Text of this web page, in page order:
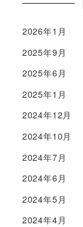
2026年1月
2025年9月
2025年6月
2025年1月
2024年12月
2024年10月
2024年7月
2024年6月
2024年5月
2024年4月